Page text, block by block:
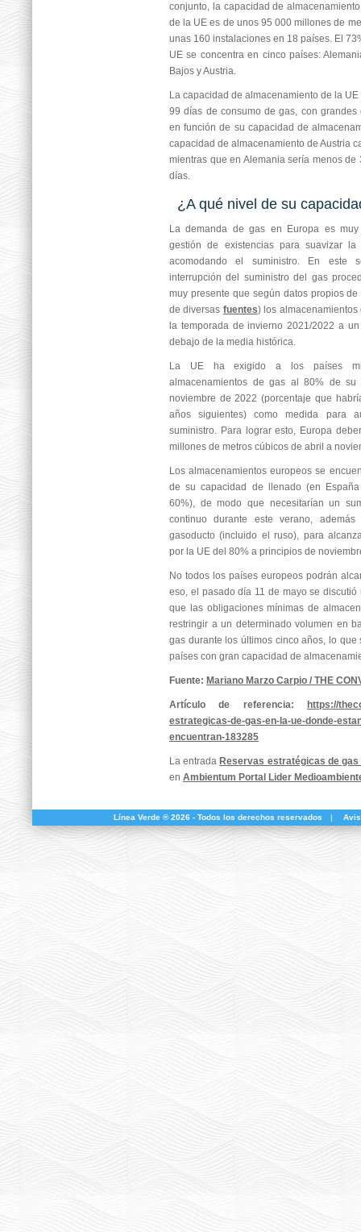
conjunto, la capacidad de
de la UE es de unos 95 000 millones de
unas 160 instalaciones en 18 países. El
UE se concentra en cinco países:
Bajos y Austria.
La capacidad de almacenamiento de la
99 días de consumo de gas, con
en función de su capacidad de
capacidad de almacenamiento de Austria
mientras que en Alemania sería menos
días.
¿A qué nivel de su
La demanda de gas en Europa es
gestión de existencias para suavizar la
acomodando el suministro. En este
interrupción del suministro del gas
muy presente que según datos propios
de diversas fuentes) los
la temporada de invierno 2021/2022 a
debajo de la media histórica.
La UE ha exigido a los países
almacenamientos de gas al 80% de
noviembre de 2022 (porcentaje que
años siguientes) como medida para
suministro. Para lograr esto, Europa
millones de metros cúbicos de abril a
Los almacenamientos europeos se
de su capacidad de llenado (en
60%), de modo que necesitarían un
continuo durante este verano,
gasoducto (incluido el ruso), para
por la UE del 80% a principios de
No todos los países europeos podrán
eso, el pasado día 11 de mayo se
que las obligaciones mínimas de
restringir a un determinado volumen en
gas durante los últimos cinco años, lo
países con gran capacidad de
Fuente: Mariano Marzo Carpio / THE
Artículo de referencia:
https://
estrategicas-de-gas-en-la-ue-donde-
encuentran-183285
La entrada Reservas estratégicas de gas
en Ambientum Portal Lider
Línea Verde ® 2026 - Todos los derechos reservados |